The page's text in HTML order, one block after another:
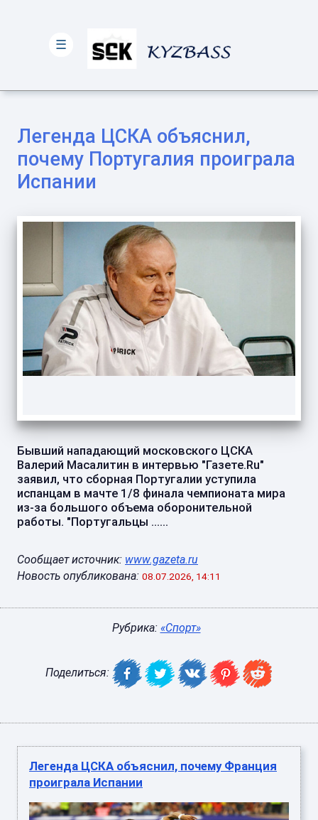
Легенда ЦСКА объяснил,
почему Португалия проиграла
Испании
Бывший нападающий московского ЦСКА
Валерий Масалитин в интервью "Газете.Ru"
заявил, что сборная Португалии уступила
испанцам в мачте 1/8 финала чемпионата мира
из-за большого объема оборонительной
работы. "Португальцы ......
Сообщает источник: www.gazeta.ru
Новость опубликована: 08.07.2026, 14:11
Рубрика: «Спорт»
Поделиться:
Легенда ЦСКА объяснил, почему Франция
проиграла Испании
☰